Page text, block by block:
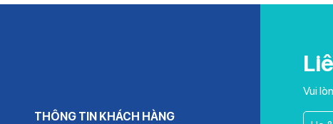
THÔNG TIN KHÁCH HÀNG
Vui